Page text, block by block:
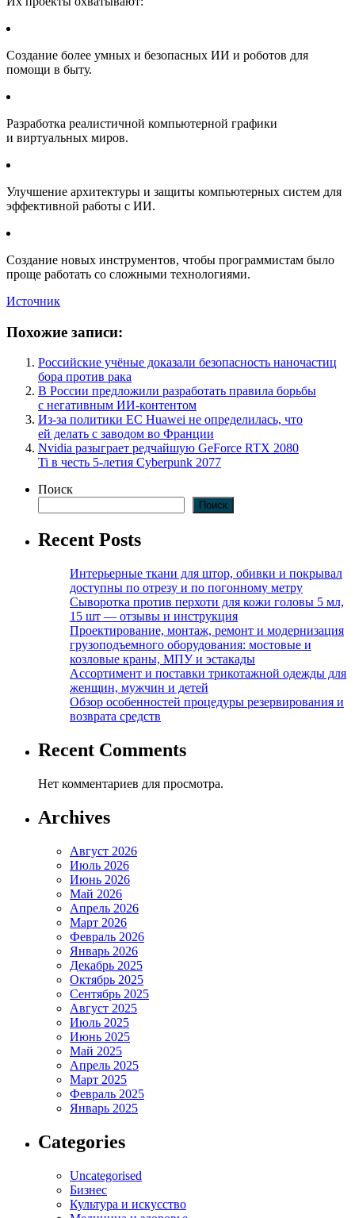
Создание более умных и безопасных ИИ и роботов для
помощи в быту.
Разработка реалистичной компьютерной графики
и виртуальных миров.
Улучшение архитектуры и защиты компьютерных систем для
эффективной работы с ИИ.
Создание новых инструментов, чтобы программистам было
проще работать со сложными технологиями.
Источник
Похожие записи:
​​Российские учёные доказали безопасность наночастиц
бора против рака
В России предложили разработать правила борьбы
с негативным ИИ-контентом
Из-за политики ЕС Huawei не определилась, что
ей делать с заводом во Франции
Nvidia разыграет редчайшую GeForce RTX 2080
Ti в честь 5‑летия Cyberpunk 2077
Поиск
Поиск
Recent Posts
Интерьерные ткани для штор, обивки и покрывал
доступны по отрезу и по погонному метру
Сыворотка против перхоти для кожи головы 5 мл,
15 шт — отзывы и инструкция
Проектирование, монтаж, ремонт и модернизация
грузоподъемного оборудования: мостовые и
козловые краны, МПУ и эстакады
Ассортимент и поставки трикотажной одежды для
женщин, мужчин и детей
Обзор особенностей процедуры резервирования и
возврата средств
Recent Comments
Нет комментариев для просмотра.
Archives
Август 2026
Июль 2026
Июнь 2026
Май 2026
Апрель 2026
Март 2026
Февраль 2026
Январь 2026
Декабрь 2025
Октябрь 2025
Сентябрь 2025
Август 2025
Июль 2025
Июнь 2025
Май 2025
Апрель 2025
Март 2025
Февраль 2025
Январь 2025
Categories
Uncategorised
Бизнес
Культура и искусство